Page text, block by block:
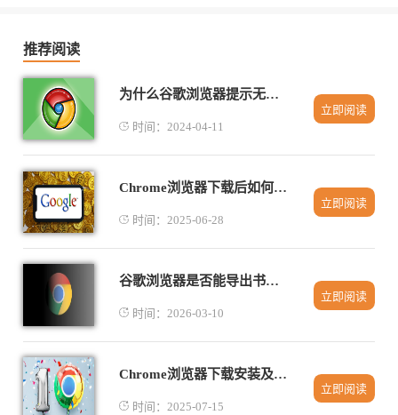
推荐阅读
为什么谷歌浏览器提示无法更新Chrome
时间：2024-04-11
立即阅读
Chrome浏览器下载后如何设置默认启动页
时间：2025-06-28
立即阅读
谷歌浏览器是否能导出书签至本地文件
时间：2026-03-10
立即阅读
Chrome浏览器下载安装及自动填表功能设置
时间：2025-07-15
立即阅读